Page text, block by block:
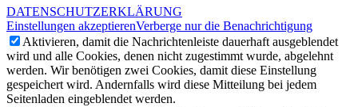
DATENSCHUTZERKLÄRUNG
Einstellungen akzeptierenVerberge nur die Benachrichtigung
Aktivieren, damit die Nachrichtenleiste dauerhaft ausgeblendet
wird und alle Cookies, denen nicht zugestimmt wurde, abgelehnt
werden. Wir benötigen zwei Cookies, damit diese Einstellung
gespeichert wird. Andernfalls wird diese Mitteilung bei jedem
Seitenladen eingeblendet werden.